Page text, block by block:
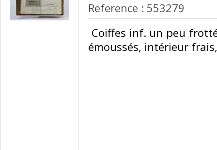
Reference : 553279
Coiffes inf. un peu
émoussés, intérieur